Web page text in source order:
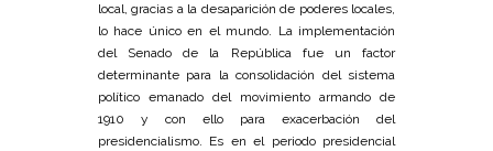
local, gracias a la desaparición de poderes locales,
lo hace único en el mundo. La implementación
del Senado de la República fue un factor
determinante para la consolidación del sistema
político emanado del movimiento armando de
1910 y con ello para exacerbación del
presidencialismo. Es en el periodo presidencial